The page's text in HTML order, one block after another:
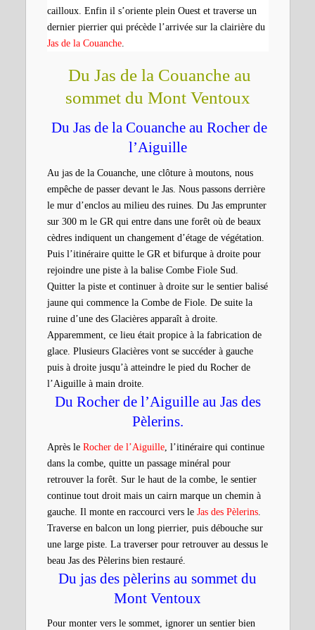
cailloux. Enfin il s’oriente plein Ouest et traverse un
dernier pierrier qui précède l’arrivée sur la clairière du
Jas de la Couanche.
Du Jas de la Couanche au
sommet du Mont Ventoux
Du Jas de la Couanche au Rocher de
l’Aiguille
Au jas de la Couanche, une clôture à moutons, nous
empêche de passer devant le Jas. Nous passons derrière
le mur d’enclos au milieu des ruines. Du Jas emprunter
sur 300 m le GR qui entre dans une forêt où de beaux
cèdres indiquent un changement d’étage de végétation.
Puis l’itinéraire quitte le GR et bifurque à droite pour
rejoindre une piste à la balise Combe Fiole Sud.
Quitter la piste et continuer à droite sur le sentier balisé
jaune qui commence la Combe de Fiole. De suite la
ruine d’une des Glacières apparaît à droite.
Apparemment, ce lieu était propice à la fabrication de
glace. Plusieurs Glacières vont se succéder à gauche
puis à droite jusqu’à atteindre le pied du Rocher de
l’Aiguille à main droite.
Du Rocher de l’Aiguille au Jas des
Pèlerins.
Après le Rocher de l’Aiguille, l’itinéraire qui continue
dans la combe, quitte un passage minéral pour
retrouver la forêt. Sur le haut de la combe, le sentier
continue tout droit mais un cairn marque un chemin à
gauche. Il monte en raccourci vers le Jas des Pèlerins.
Traverse en balcon un long pierrier, puis débouche sur
une large piste. La traverser pour retrouver au dessus le
beau Jas des Pèlerins bien restauré.
Du jas des pèlerins au sommet du
Mont Ventoux
Pour monter vers le sommet, ignorer un sentier bien